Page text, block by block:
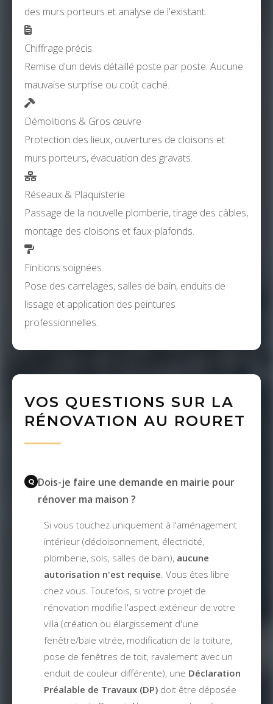
des murs porteurs et analyse de l'existant.
Chiffrage précis
Remise d'un devis détaillé poste par poste. Aucune
mauvaise surprise ou coût caché.
Démolitions & Gros œuvre
Protection des lieux, ouvertures de cloisons et
murs porteurs, évacuation des gravats.
Réseaux & Plaquisterie
Passage de la nouvelle plomberie, tirage des câbles,
montage des cloisons et faux-plafonds.
Finitions soignées
Pose des carrelages, salles de bain, enduits de
lissage et application des peintures
professionnelles.
VOS QUESTIONS SUR LA
RÉNOVATION AU ROURET
Dois-je faire une demande en mairie pour
rénover ma maison ?
Si vous touchez uniquement à l'aménagement
intérieur (décloisonnement, électricité,
plomberie, sols, salles de bain), aucune
autorisation n'est requise. Vous êtes libre
chez vous. Toutefois, si votre projet de
rénovation modifie l'aspect extérieur de votre
villa (création ou élargissement d'une
fenêtre/baie vitrée, modification de la toiture,
pose de fenêtres de toit, ravalement avec un
enduit de couleur différente), une Déclaration
Préalable de Travaux (DP) doit être déposée